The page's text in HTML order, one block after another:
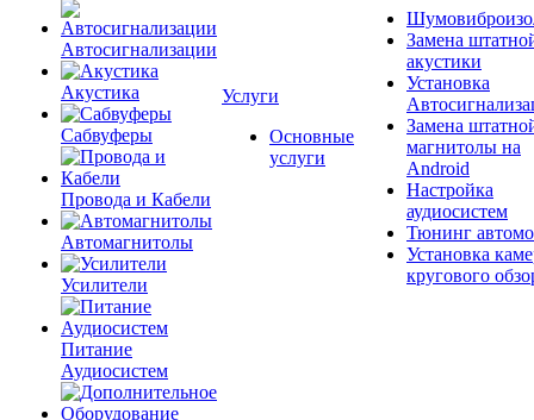
Автосигнализации
Акустика
Сабвуферы
Провода и Кабели
Автомагнитолы
Усилители
Питание
Аудиосистем
Услуги
Основные
услуги
Замена
акустики
Установка
Замена
магнитолы на
Android
Настройка
аудиосистем
Тюнинг
Установка
кругового